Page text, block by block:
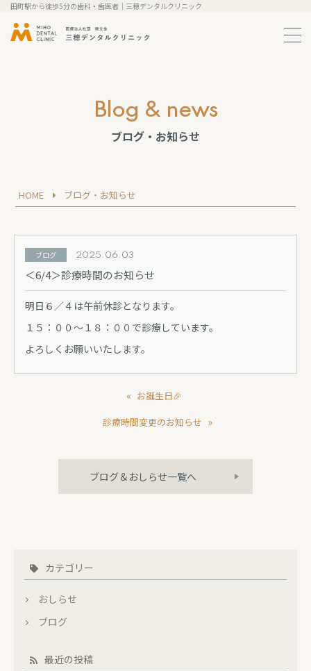
田町駅から徒歩5分の歯科・歯医者｜三穂デンタルクリニック
blog & news
ブログ・お知らせ
HOME ブログ・お知らせ
ブログ 2025.06.03
＜6/4＞診療時間のお知らせ
明日６／４は午前休診となります。
１５：００～１８：００で診療しています。
よろしくお願いいたします。
« お誕生日🎉
診療時間変更のお知らせ »
ブログ＆おしらせ一覧へ
カテゴリー
おしらせ
ブログ
最近の投稿